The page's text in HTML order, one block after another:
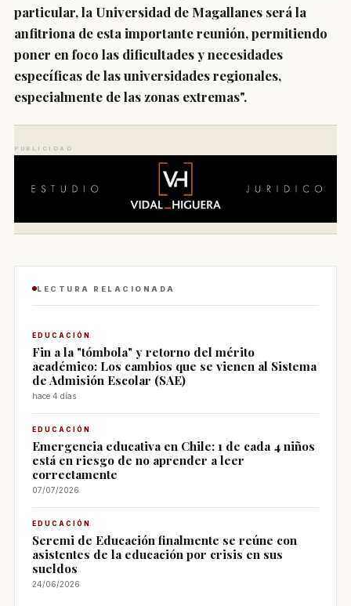
particular, la Universidad de Magallanes será la
anfitriona de esta importante reunión, permitiendo
poner en foco las dificultades y necesidades
específicas de las universidades regionales,
especialmente de las zonas extremas".
PUBLICIDAD
LECTURA RELACIONADA
EDUCACIÓN
Fin a la "tómbola" y retorno del mérito
académico: Los cambios que se vienen al Sistema
de Admisión Escolar (SAE)
hace 4 días
EDUCACIÓN
Emergencia educativa en Chile: 1 de cada 4 niños
está en riesgo de no aprender a leer
correctamente
07/07/2026
EDUCACIÓN
Seremi de Educación finalmente se reúne con
asistentes de la educación por crisis en sus
sueldos
24/06/2026